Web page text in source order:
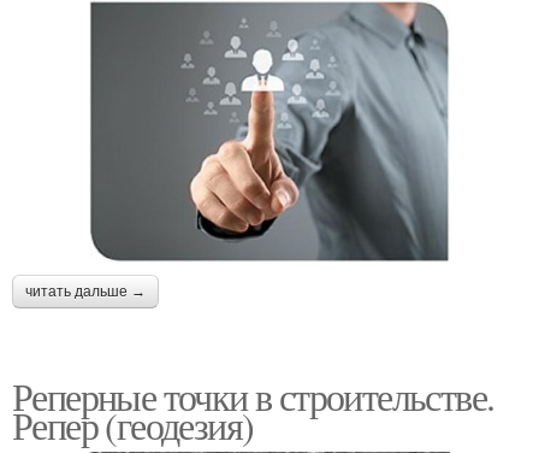
читать дальше →
Реперные точки в строительстве.
Репер (геодезия)